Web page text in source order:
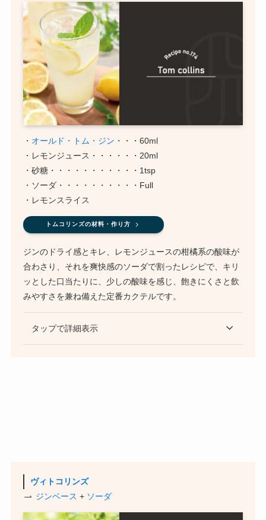
・ オールド・トム・ジン ・・・60ml
・レモンジュース・・・・・・20ml
・砂糖・・・・・・・・・・・1tsp
・ソーダ・・・・・・・・・・Full
・レモンスライス
トムコリンズの材料・作り方
ジンのドライ感とキレ、レモンジュースの柑橘系の酸味が
合わさり、それを爽快感のソーダで割ったレシピで、キリ
ッとした口当たりに、少しの酸味を感じ、飽きにくさと飲
みやすさを兼ね備えた定番カクテルです。
タップで詳細表示
ヴィトコリンズ
ジンベース + ソーダ